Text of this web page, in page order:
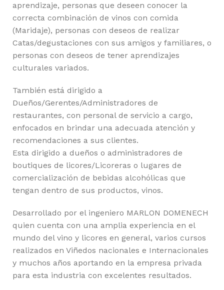
aprendizaje, personas que deseen conocer la
correcta combinación de vinos con comida
(Maridaje), personas con deseos de realizar
Catas/degustaciones con sus amigos y familiares, o
personas con deseos de tener aprendizajes
culturales variados.
También está dirigido a
Dueños/Gerentes/Administradores de
restaurantes, con personal de servicio a cargo,
enfocados en brindar una adecuada atención y
recomendaciones a sus clientes.
Esta dirigido a dueños o administradores de
boutiques de licores/Licoreras o lugares de
comercialización de bebidas alcohólicas que
tengan dentro de sus productos, vinos.
Desarrollado por el ingeniero MARLON DOMENECH
quien cuenta con una amplia experiencia en el
mundo del vino y licores en general, varios cursos
realizados en Viñedos nacionales e Internacionales
y muchos años aportando en la empresa privada
para esta industria con excelentes resultados.